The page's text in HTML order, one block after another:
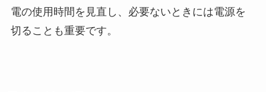
電の使用時間を見直し、必要ないときには電源を
切ることも重要です。